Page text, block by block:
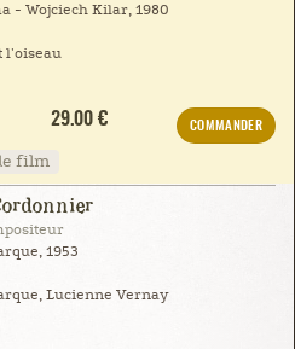
- Wojciech Kilar, 1980
l'oiseau
29.00 €
COMMANDER
film
1953
Lucienne Vernay